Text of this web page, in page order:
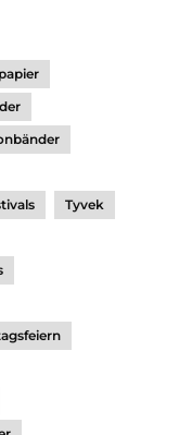
Tyvek